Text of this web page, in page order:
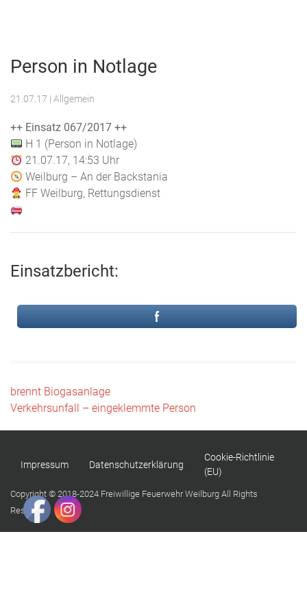
Feuerwehr
Person in Notlage
21.07.17 | Allgemein
++ Einsatz 067/2017 ++
H 1 (Person in Notlage)
21.07.17, 14:53 Uhr
Weilburg – An der Backstania
FF Weilburg, Rettungsdienst
Einsatzbericht:
Beitragsnavigation
brennt Biogasanlage
Verkehrsunfall – eingeklemmte Person
Impressum Datenschutzerklärung
Cookie-Richtlinie
(EU)
Copyright © 2018-2024 Freiwillige Feuerwehr Weilburg All Rights
Reserved.